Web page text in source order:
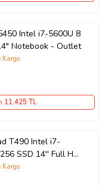
Intel i7-5600U 8
Notebook - Outlet
Kargo
11.425TL
T490 Intel i7-
SSD 14'' Full HD
Kargo